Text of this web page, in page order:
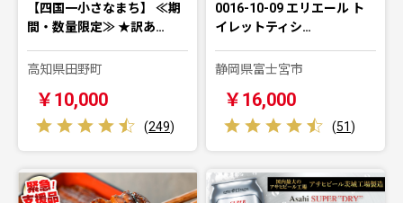
【四国一小さなまち】 ≪期
間・数量限定≫ ★訳あ…
高知県田野町
￥10,000
(249)
0016-10-09 エリエール ト
イレットティシ…
静岡県富士宮市
￥16,000
(51)